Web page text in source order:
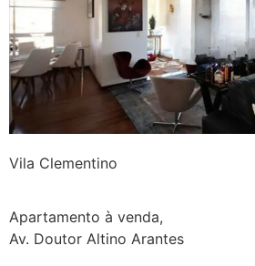
Vila Clementino
Apartamento à venda,
Av. Doutor Altino Arantes